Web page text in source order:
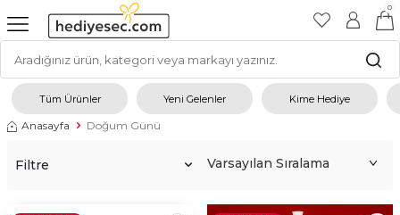
0
Tüm Ürünler Yeni Gelenler Kime Hediye
Anasayfa Doğum Günü
Filtre